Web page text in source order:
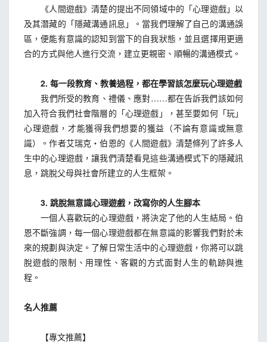
《人間遊戲》清楚的提出不同領域中的「心理遊戲」以
及其潛藏的「隱藏溝通訊息」。當我們理解了自己的溝通誤
區，便能有意識的認知到當下的自我狀態，並且選擇用更適
合的方式與他人進行交流，建立更親密、順暢的溝通模式。
2. 每一段教育、教養過程，都在學習該怎麼玩心理遊戲
我們所受的教育、禮儀、應對……都在告訴我們該如何
加入符合我們社會階層的「心理遊戲」，甚至要如何「玩」
心理遊戲，才能獲得我們想要的獲益（不論有意識或無意
識）。作者艾瑞克‧伯恩的《人間遊戲》清楚條列了許多人
生中的心理遊戲，讓我們清楚看見這些溝通模式下的隱藏訊
息，跳脫父母與社會所建立的人生框架。
3. 跳脫無意識心理遊戲，改寫你的人生腳本
一個人喜歡玩的心理遊戲，將決定了他的人生結局。伯
恩不斷強調，每一個心理遊戲都在無意識的影響我們對於未
來的規劃與決定。了解日常生活中的心理遊戲，你將可以跳
脫遊戲的限制、用理性、客觀的方式面對人生的軌跡與進
程。
名人推薦
【專文推薦】